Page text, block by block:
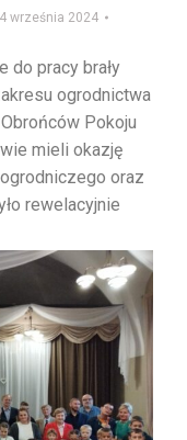
września 2024
do pracy brały
ogrodnictwa
Pokoju
mieli okazję
oraz
rewelacyjnie